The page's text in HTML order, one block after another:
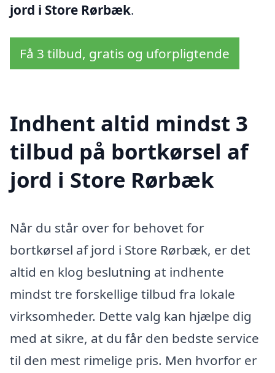
jord i Store Rørbæk.
Få 3 tilbud, gratis og uforpligtende
Indhent altid mindst 3
tilbud på bortkørsel af
jord i Store Rørbæk
Når du står over for behovet for
bortkørsel af jord i Store Rørbæk, er det
altid en klog beslutning at indhente
mindst tre forskellige tilbud fra lokale
virksomheder. Dette valg kan hjælpe dig
med at sikre, at du får den bedste service
til den mest rimelige pris. Men hvorfor er